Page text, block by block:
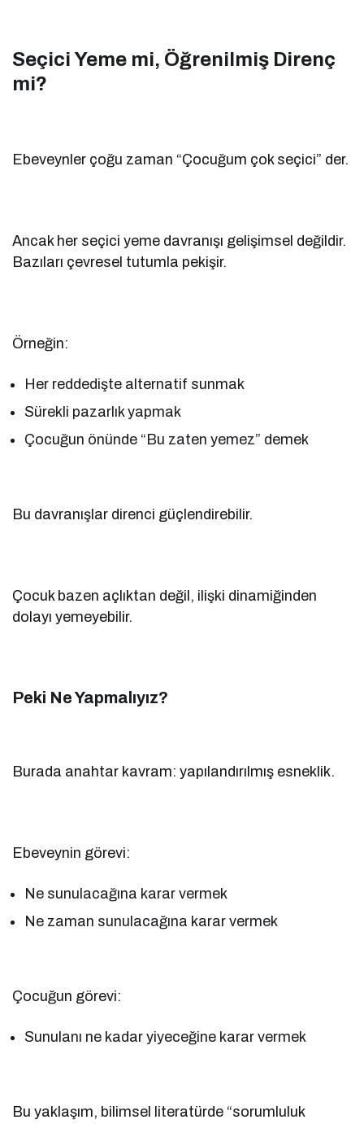
Seçici Yeme mi, Öğrenilmiş Direnç
mi?
Ebeveynler çoğu zaman “Çocuğum çok seçici” der.
Ancak her seçici yeme davranışı gelişimsel değildir.
Bazıları çevresel tutumla pekişir.
Örneğin:
Her reddedişte alternatif sunmak
Sürekli pazarlık yapmak
Çocuğun önünde “Bu zaten yemez” demek
Bu davranışlar direnci güçlendirebilir.
Çocuk bazen açlıktan değil, ilişki dinamiğinden
dolayı yemeyebilir.
Peki Ne Yapmalıyız?
Burada anahtar kavram: yapılandırılmış esneklik.
Ebeveynin görevi:
Ne sunulacağına karar vermek
Ne zaman sunulacağına karar vermek
Çocuğun görevi:
Sunulanı ne kadar yiyeceğine karar vermek
Bu yaklaşım, bilimsel literatürde “sorumluluk